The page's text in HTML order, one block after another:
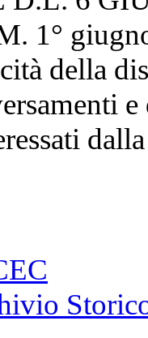
1°
della